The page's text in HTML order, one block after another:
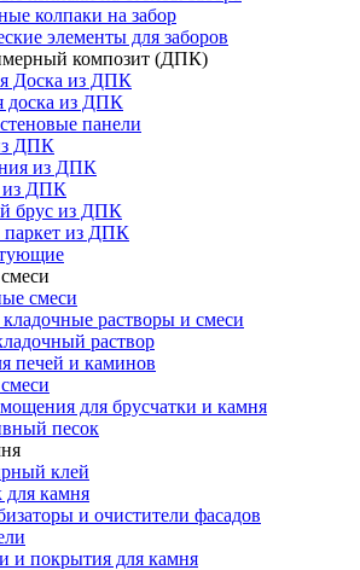
колпаки на забор
элементы для заборов
композит (ДПК)
Доска из ДПК
доска из ДПК
панели
ДПК
из ДПК
из ДПК
брус из ДПК
из ДПК
смеси
растворы и смеси
раствор
печей и каминов
для брусчатки и камня
песок
клей
для камня
и очистители фасадов
и покрытия для камня